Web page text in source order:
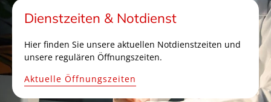
Dienstzeiten & Notdienst
Hier finden Sie unsere aktuellen Notdienstzeiten und
unsere regulären Öffnungszeiten.
Aktuelle Öffnungszeiten